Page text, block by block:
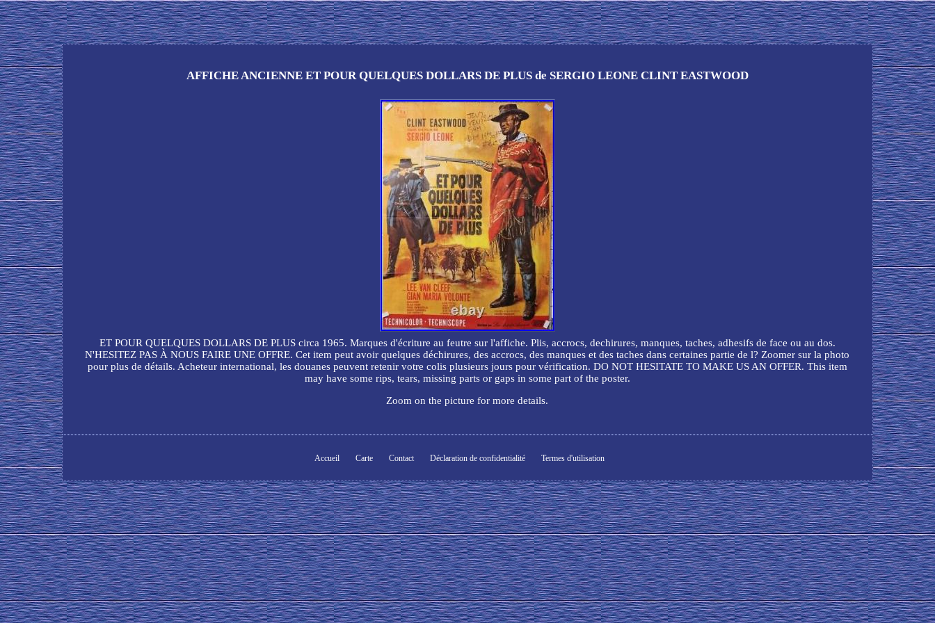
AFFICHE ANCIENNE ET POUR QUELQUES DOLLARS DE PLUS de SERGIO LEONE CLINT EASTWOOD
ET POUR QUELQUES DOLLARS DE PLUS circa 1965. Marques d'écriture au feutre sur l'affiche. Plis, accrocs, dechirures, manques, taches, adhesifs de face ou au dos.
N'HESITEZ PAS À NOUS FAIRE UNE OFFRE. Cet item peut avoir quelques déchirures, des accrocs, des manques et des taches dans certaines partie de l? Zoomer sur la photo
pour plus de détails. Acheteur international, les douanes peuvent retenir votre colis plusieurs jours pour vérification. DO NOT HESITATE TO MAKE US AN OFFER. This item
may have some rips, tears, missing parts or gaps in some part of the poster.
Zoom on the picture for more details.
Accueil Carte Contact Déclaration de confidentialité Termes d'utilisation